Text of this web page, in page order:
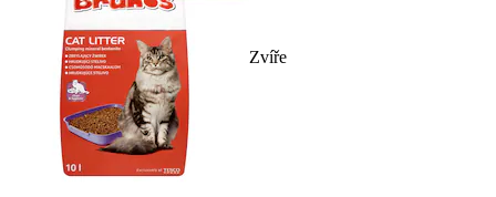
Zvíře